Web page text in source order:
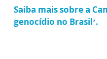
Saiba mais sobre a
genocídio no Brasil’.